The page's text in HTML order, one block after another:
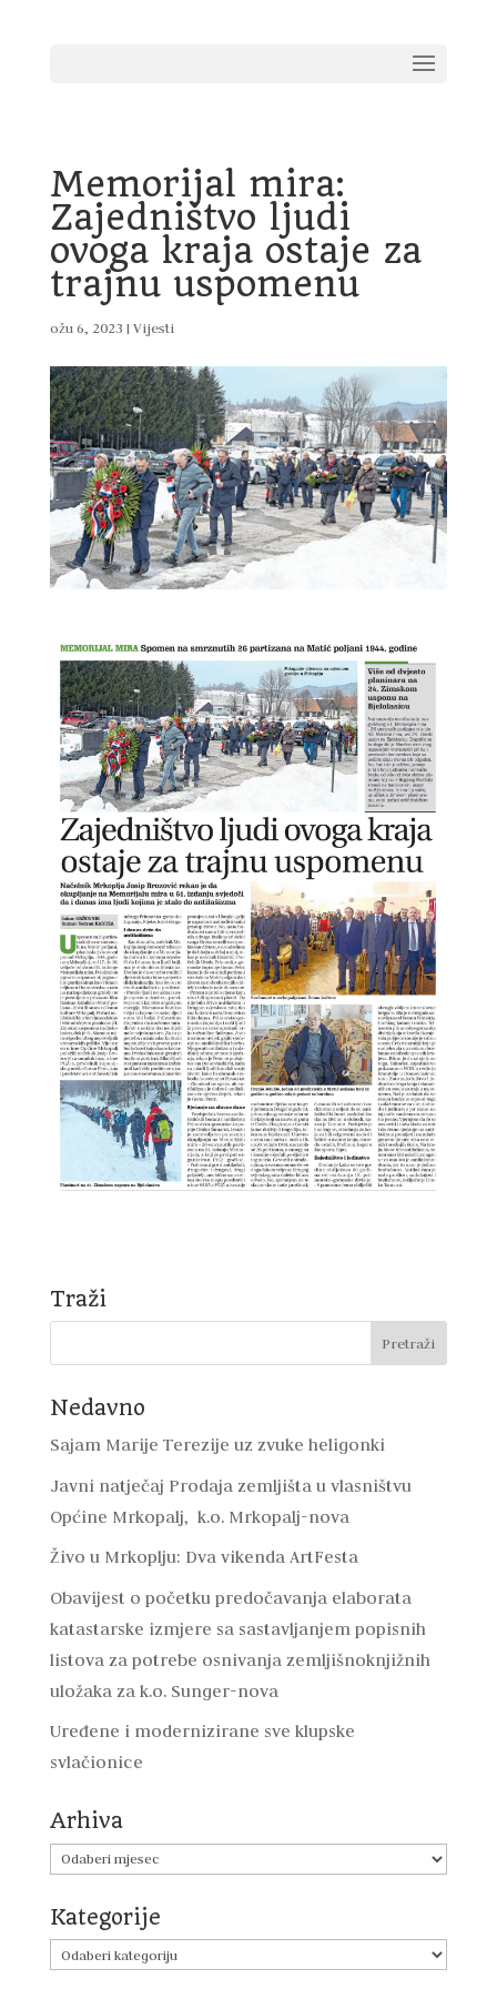
Memorijal mira:
Zajedništvo ljudi
ovoga kraja ostaje za
trajnu uspomenu
ožu 6, 2023 | Vijesti
Traži
Nedavno
Sajam Marije Terezije uz zvuke heligonki
Javni natječaj Prodaja zemljišta u vlasništvu
Općine Mrkopalj, k.o. Mrkopalj-nova
Živo u Mrkoplju: Dva vikenda ArtFesta
Obavijest o početku predočavanja elaborata
katastarske izmjere sa sastavljanjem popisnih
listova za potrebe osnivanja zemljišnoknjižnih
uložaka za k.o. Sunger-nova
Uređene i modernizirane sve klupske
svlačionice
Arhiva
Arhiva
Kategorije
Kategorije